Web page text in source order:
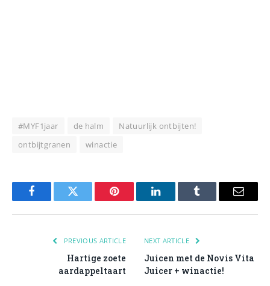
#MYF1jaar de halm
Natuurlijk ontbijten!
ontbijtgranen
winactie
FacebookTwitter Pinterest LinkedInTumblr Email
PREVIOUS ARTICLE
Hartige zoete
aardappeltaart
NEXT ARTICLE
Juicen met de Novis Vita
Juicer + winactie!